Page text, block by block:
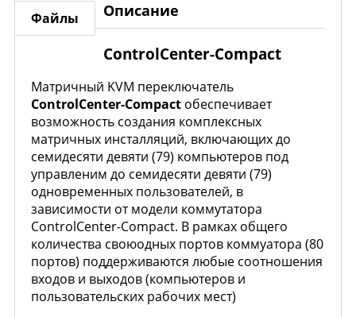
Файлы Описание
ControlCenter-Compact
Матричный KVM переключатель
ControlCenter-Compact обеспечивает
возможность создания комплексных
матричных инсталляций, включающих до
семидесяти девяти (79) компьютеров под
управленим до семидесяти девяти (79)
одновременных пользователей, в
зависимости от модели коммутатора
ControlCenter-Compact. В рамках общего
количества своюодных портов коммуатора (80
портов) поддерживаются любые соотношения
входов и выходов (компьютеров и
пользовательских рабочих мест)